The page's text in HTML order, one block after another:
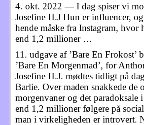
4. okt. 2022 — I dag spiser vi
Josefine H.J Hun er influencer,
hende måske fra Instagram, hvor
end 1,2 millioner …
11. udgave af ’Bare En Frokost’
’Bare En Morgenmad’, for
Josefine H.J. mødtes tidligt på
Barlie. Over maden snakkede de
morgenvaner og det paradoksale
end 1,2 millioner følgere på
man i virkeligheden er introvert.